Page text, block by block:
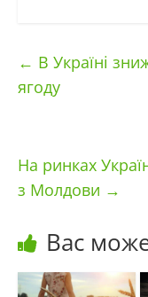
← В Україні
ягоду
На ринках
з Молдови →
Вас